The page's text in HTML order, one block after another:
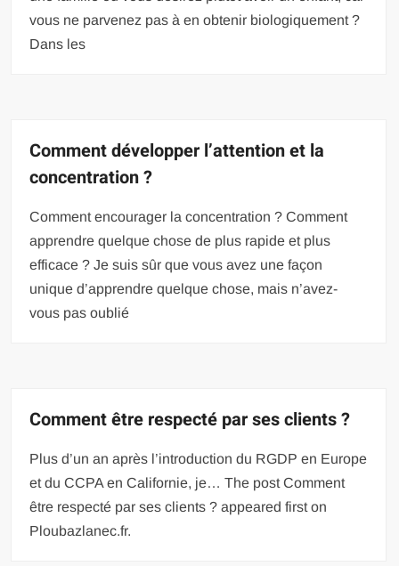
vous ne parvenez pas à en obtenir biologiquement ?
Dans les
Comment développer l’attention et la
concentration ?
Comment encourager la concentration ? Comment
apprendre quelque chose de plus rapide et plus
efficace ? Je suis sûr que vous avez une façon
unique d’apprendre quelque chose, mais n’avez-
vous pas oublié
Comment être respecté par ses clients ?
Plus d’un an après l’introduction du RGDP en Europe
et du CCPA en Californie, je… The post Comment
être respecté par ses clients ? appeared first on
Ploubazlanec.fr.